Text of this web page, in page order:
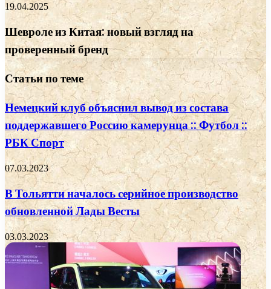
19.04.2025
Шевроле из Китая: новый взгляд на
проверенный бренд
Статьи по теме
Немецкий клуб объяснил вывод из состава
поддержавшего Россию камерунца :: Футбол ::
РБК Спорт
07.03.2023
В Тольятти началось серийное производство
обновленной Лады Весты
03.03.2023